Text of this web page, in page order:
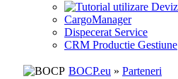
CargoManager
Dispecerat Service
CRM Productie Gestiune
BOCP.eu » Parteneri